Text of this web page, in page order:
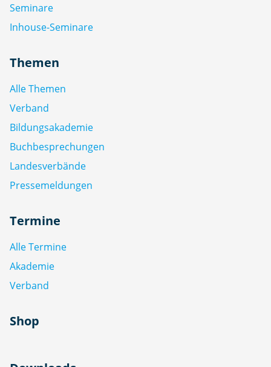
Seminare
Inhouse-Seminare
Themen
Alle Themen
Verband
Bildungsakademie
Buchbesprechungen
Landesverbände
Pressemeldungen
Termine
Alle Termine
Akademie
Verband
Shop